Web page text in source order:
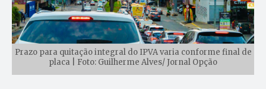
Prazo para quitação integral do IPVA varia conforme final de
placa | Foto: Guilherme Alves/ Jornal Opção